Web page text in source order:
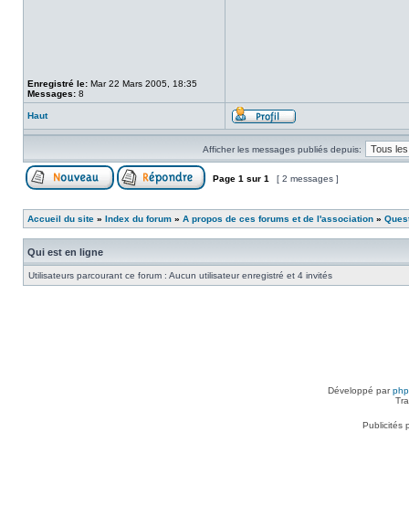
Enregistré le: Mar 22 Mars 2005, 18:35
Messages: 8
Haut
Afficher les messages publiés depuis:
Page 1 sur 1 [ 2 messages ]
Accueil du site » Index du forum » A propos de ces forums et de l'association »
Qui est en ligne
Utilisateurs parcourant ce forum : Aucun utilisateur enregistré et 4 invités
Développé par
Publicités